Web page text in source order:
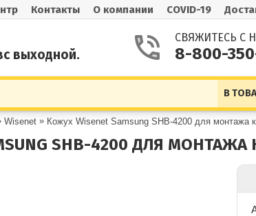
Контакты О компании COVID-19
выходной.
СВЯЖИТЕСЬ С
8-800-
В
Wisenet » Кожух Wisenet Samsung SHB-4200 для монтажа
SHB-4200 ДЛЯ